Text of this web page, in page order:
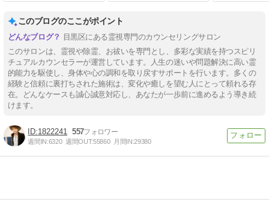
このブログのここがポイント
目黒区にある霊視専門のカウンセリングサロン
このサロンは、霊視や除霊、お祓いを専門とし、多彩な実績を持つスピリ
チュアルカウンセラーが運営しています。人生の迷いや問題解決に高い霊
的能力を駆使し、身体や心の調和を取り戻すサポートを行います。多くの
経験と信頼に裏打ちされた施術は、変化や癒しを望む人にとって頼れる存
在。どんなケースも誠心誠意対応し、あなたが一歩前に進めるよう導き続
けます。
1822241 557
週間IN:6320 週間OUT:55860 月間IN:29380